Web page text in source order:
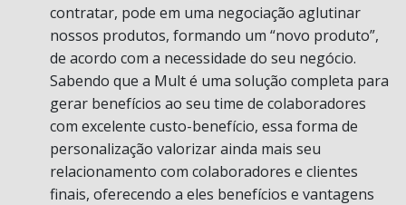
contratar, pode em uma negociação aglutinar
nossos produtos, formando um “novo produto”,
de acordo com a necessidade do seu negócio.
Sabendo que a Mult é uma solução completa para
gerar benefícios ao seu time de colaboradores
com excelente custo-benefício, essa forma de
personalização valorizar ainda mais seu
relacionamento com colaboradores e clientes
finais, oferecendo a eles benefícios e vantagens